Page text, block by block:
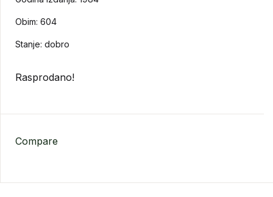
Obim: 604
Stanje: dobro
Rasprodano!
Compare